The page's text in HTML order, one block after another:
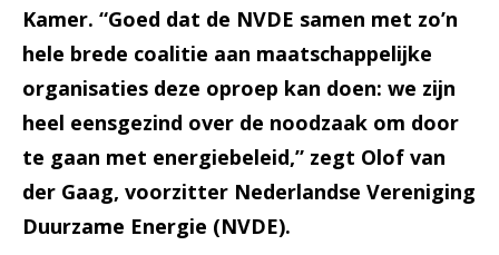
Kamer. “Goed dat de NVDE samen met zo’n
hele brede coalitie aan maatschappelijke
organisaties deze oproep kan doen: we zijn
heel eensgezind over de noodzaak om door
te gaan met energiebeleid,” zegt Olof van
der Gaag, voorzitter Nederlandse Vereniging
Duurzame Energie (NVDE).